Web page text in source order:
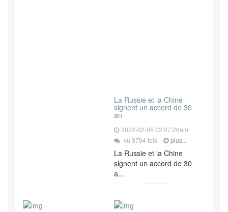
La Russie et la Chine
signent un accord de 30
an
2022-02-05 02:27:26am
vu 3794 fois
plus...
La Russie et la Chine
signent un accord de 30
a...